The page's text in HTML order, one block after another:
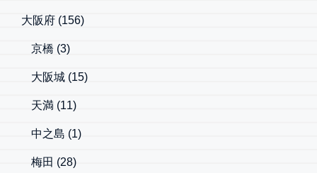
大阪府 (156)
京橋 (3)
大阪城 (15)
天満 (11)
中之島 (1)
梅田 (28)